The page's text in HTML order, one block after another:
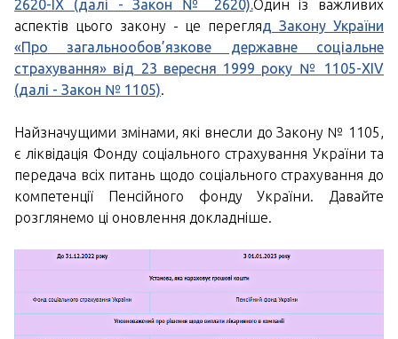
2620-ІХ (далі - Закон № 2620).Один із важливих
аспектів цього закону - це перегляд Закону України
«Про загальнообов’язкове державне соціальне
страхування» від 23 вересня 1999 року № 1105-ХIV
(далі - Закон № 1105).
Найзначущими змінами, які внесли до Закону № 1105,
є ліквідація Фонду соціального страхування України та
передача всіх питань щодо соціального страхування до
компетенції Пенсійного фонду України. Давайте
розглянемо ці оновлення докладніше.